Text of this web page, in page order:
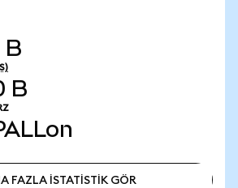
B
B
FAZLA İSTATİSTİK GÖR